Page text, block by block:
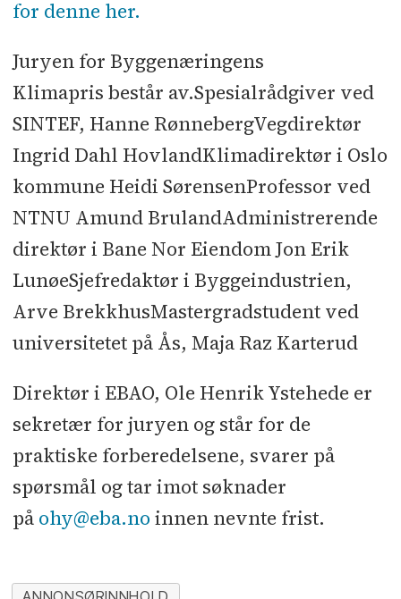
for denne her.
Juryen for Byggenæringens
Klimapris består av.Spesialrådgiver ved
SINTEF, Hanne RønnebergVegdirektør
Ingrid Dahl HovlandKlimadirektør i Oslo
kommune Heidi SørensenProfessor ved
NTNU Amund BrulandAdministrerende
direktør i Bane Nor Eiendom Jon Erik
LunøeSjefredaktør i Byggeindustrien,
Arve BrekkhusMastergradstudent ved
universitetet på Ås, Maja Raz Karterud
Direktør i EBAO, Ole Henrik Ystehede er
sekretær for juryen og står for de
praktiske forberedelsene, svarer på
spørsmål og tar imot søknader
på ohy@eba.no innen nevnte frist.